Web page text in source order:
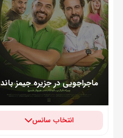
ماجراجویی در جزیره جیمز باند
انتخاب سانس